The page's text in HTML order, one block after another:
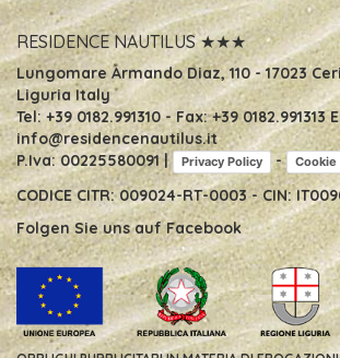
und das Fehlen derselben führt zu einem
Weiterführung des Vorganges. *Der
Verarbeitung ist Motel Nautilus di Merlo
Lungomare Diaz 110 17023 Ceriale (SV) *
können Sie Ihre Rechte gegenüber dem
der Behandlung Ihrer Daten geltend
Artikel 7 des Legislativdekrets 196/2003,
Erleichterung vollständig wiedergeben.
RESIDENCE NAUTILUS ★★★
Lungomare Armando Diaz, 110-17023
Liguria Italy
Tel: +39 0182.991310- Fax:+39 0182.991313
info@residencenautilus.it
P.Iva: 00225580091 |
Privacy Policy - Cookie
CODICE CITR: 009024-RT-0003 - CIN:
Folgen Sie uns aufFacebook